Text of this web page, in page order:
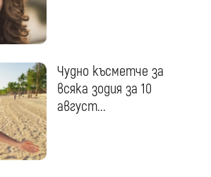
Чудно късметче за
всяка зодия за 10
август...